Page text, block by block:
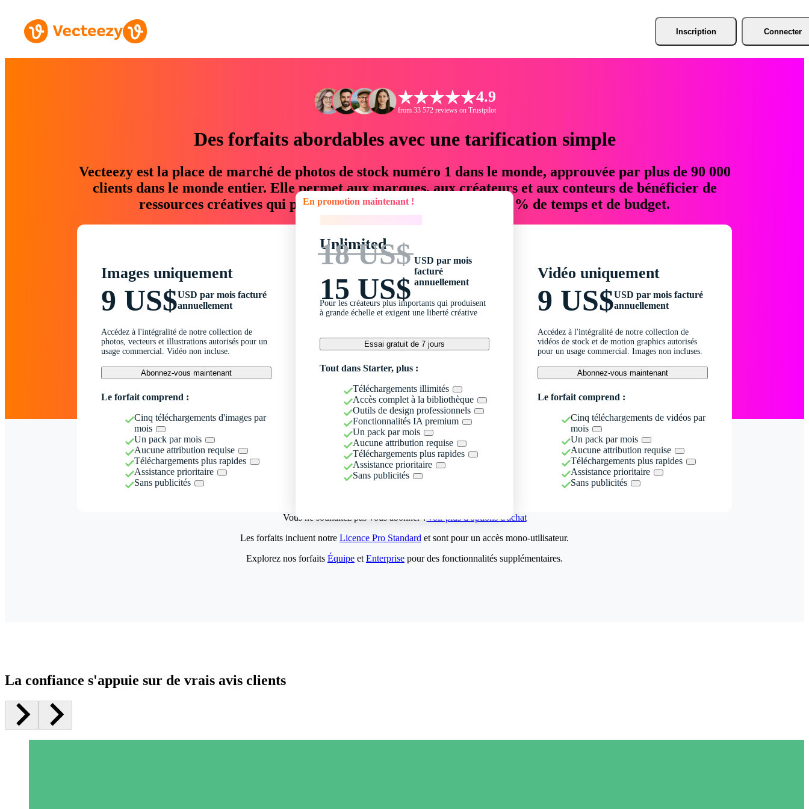
Inscription Connecter
4.9
from 33 572 reviews on Trustpilot
Des forfaits abordables avec une tarification simple
Vecteezy est la place de marché de photos de stock numéro 1 dans le monde, approuvée par plus de 90 000
clients dans le monde entier. Elle permet aux marques, aux créateurs et aux conteurs de bénéficier de
ressources créatives qui permettent d'économiser jusqu'à 76 % de temps et de budget.
Images uniquement
9 US$USD par mois facturé
annuellement
Accédez à l'intégralité de notre collection de
photos, vecteurs et illustrations autorisés pour un
usage commercial. Vidéo non incluse.
Abonnez-vous maintenant
Le forfait comprend :
Cinq téléchargements d'images par
mois
Un pack par mois
Aucune attribution requise
Téléchargements plus rapides
Assistance prioritaire
Sans publicités
En promotion maintenant !
Unlimited
18 US$
15 US$
USD par mois
facturé
annuellement
Pour les créateurs plus importants qui produisent
à grande échelle et exigent une liberté créative
Essai gratuit de 7 jours
Tout dans Starter, plus :
Téléchargements illimités
Accès complet à la bibliothèque
Outils de design professionnels
Fonctionnalités IA premium
Un pack par mois
Aucune attribution requise
Téléchargements plus rapides
Assistance prioritaire
Sans publicités
Vidéo uniquement
9 US$USD par mois facturé
annuellement
Accédez à l'intégralité de notre collection de
vidéos de stock et de motion graphics autorisés
pour un usage commercial. Images non incluses.
Abonnez-vous maintenant
Le forfait comprend :
Cinq téléchargements de vidéos par
mois
Un pack par mois
Aucune attribution requise
Téléchargements plus rapides
Assistance prioritaire
Sans publicités
Vous ne souhaitez pas vous abonner ?Voir plus d'options d'achat
Les forfaits incluent notre Licence Pro Standard et sont pour un accès mono-utilisateur.
Explorez nos forfaits Équipe et Enterprise pour des fonctionnalités supplémentaires.
La confiance s'appuie sur de vrais avis clients